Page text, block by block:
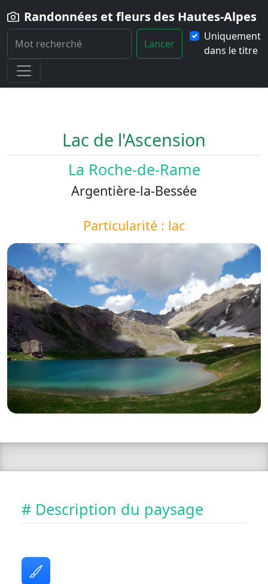
Randonnées et fleurs des Hautes-Alpes
Lancer
Uniquement
dans le titre
Home
Paysage Lac-de-l-Ascension
Lac de l'Ascension
La Roche-de-Rame
Argentière-la-Bessée
Particularité : lac
# Description du paysage